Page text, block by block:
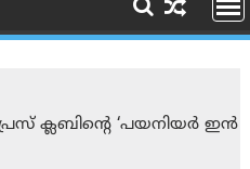
ക്ലബിന്റെ ‘പയനിയർ ഇൻ